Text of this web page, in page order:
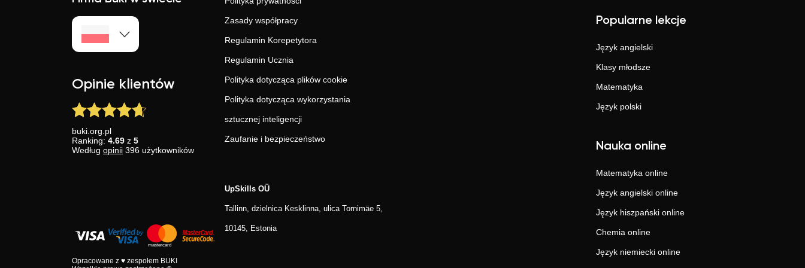
Opinie klientów
buki.org.pl
Ranking: 4.69 z 5
Według opinii 396 użytkowników
Opracowane z ♥ zespołem BUKI
Zasady współpracy
Regulamin Korepetytora
Regulamin Ucznia
Polityka dotycząca plików cookie
Polityka dotycząca wykorzystania
sztucznej inteligencji
Zaufanie i bezpieczeństwo
UpSkills OÜ
Tallinn, dzielnica Kesklinna, ulica Tornimäe 5,
10145, Estonia
Popularne lekcje
Język angielski
Klasy młodsze
Matematyka
Język polski
Nauka online
Matematyka online
Język angielski online
Język hiszpański online
Chemia online
Język niemiecki online